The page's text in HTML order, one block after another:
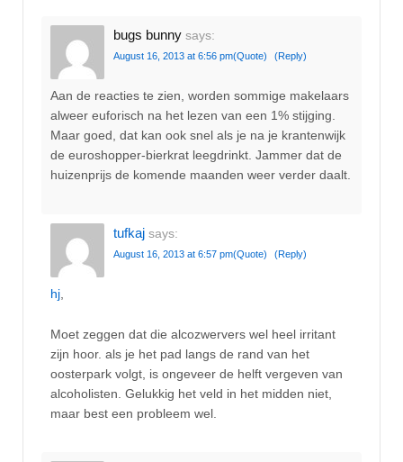
bugs bunny says:
August 16, 2013 at 6:56 pm(Quote) (Reply)
Aan de reacties te zien, worden sommige makelaars
alweer euforisch na het lezen van een 1% stijging.
Maar goed, dat kan ook snel als je na je krantenwijk
de euroshopper-bierkrat leegdrinkt. Jammer dat de
huizenprijs de komende maanden weer verder daalt.
tufkaj says:
August 16, 2013 at 6:57 pm(Quote) (Reply)
hj,
Moet zeggen dat die alcozwervers wel heel irritant
zijn hoor. als je het pad langs de rand van het
oosterpark volgt, is ongeveer de helft vergeven van
alcoholisten. Gelukkig het veld in het midden niet,
maar best een probleem wel.